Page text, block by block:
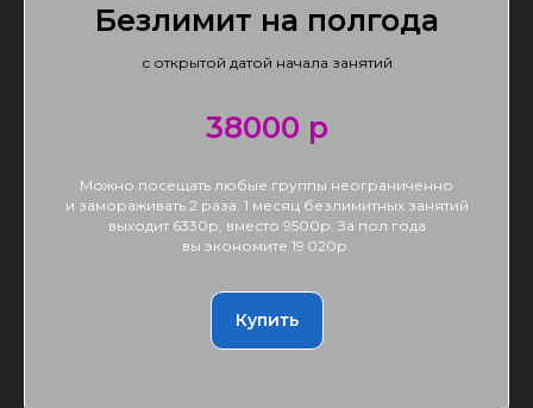
Безлимит на полгода
с открытой датой начала занятий
38000 р
Можно посещать любые группы неограниченно
и замораживать 2 раза. 1 месяц безлимитных занятий
выходит 6330р, вместо 9500р. За пол года
вы экономите 19 020р.
Купить